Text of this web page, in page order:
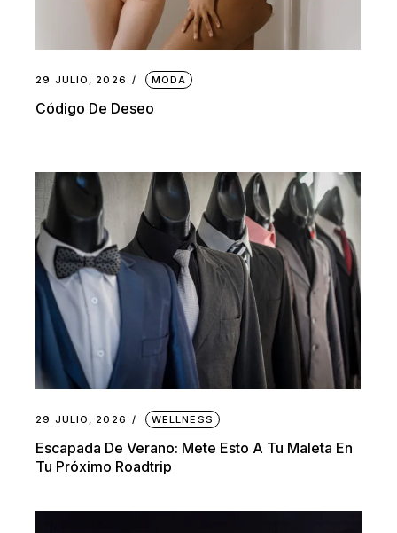
29 JULIO, 2026 MODA
Código De Deseo
29 JULIO, 2026 WELLNESS
Escapada De Verano: Mete Esto A Tu Maleta En
Tu Próximo Roadtrip